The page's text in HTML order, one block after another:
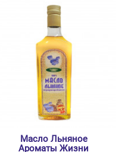
Масло Льняное
Ароматы Жизни